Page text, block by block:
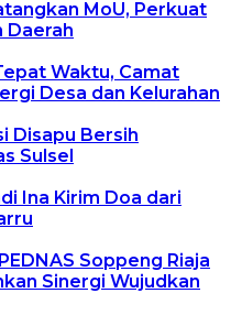
MoU, Perkuat
Daerah
Waktu, Camat
Desa dan Kelurahan
Disapu Bersih
Sulsel
Ina Kirim Doa dari
Soppeng Riaja
Sinergi Wujudkan